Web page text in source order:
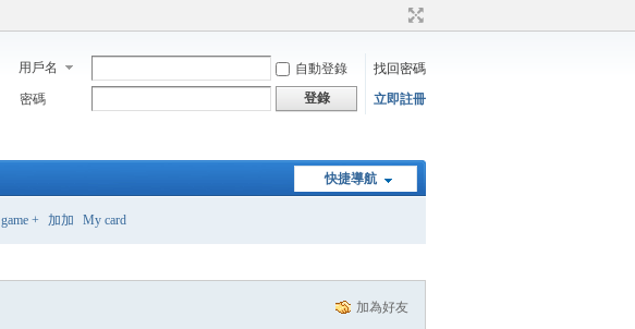
用戶名 自動登錄
找回密碼
密碼
登錄 立即註冊
快捷導航
game + 加加 My card
加為好友